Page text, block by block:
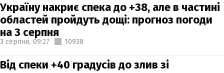
Україну накриє спека до +38, але в частині
областей пройдуть дощі: прогноз погоди
на 3 серпня
3 серпня, 09:27 10938
Від спеки +40 градусів до злив зі